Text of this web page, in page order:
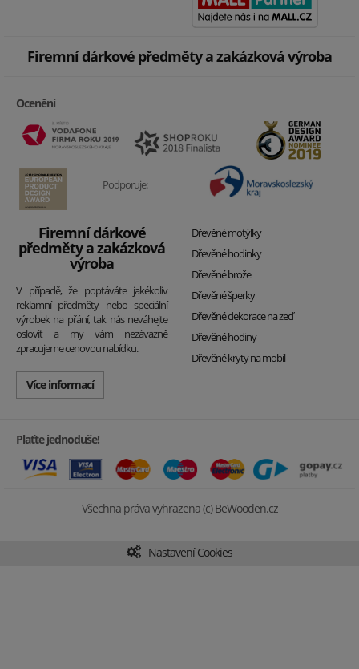
Firemní dárkové předměty a zakázková výroba
Ocenění
Podporuje:
Firemní dárkové
předměty a zakázková
výroba
V případě, že poptáváte jakékoliv
reklamní předměty nebo speciální
výrobek na přání, tak nás neváhejte
oslovit a my vám nezávazně
zpracujeme cenovou nabídku.
Více informací
Dřevěné motýlky
Dřevěné hodinky
Dřevěné brože
Dřevěné šperky
Dřevěné dekorace na zeď
Dřevěné hodiny
Dřevěné kryty na mobil
Plaťte jednoduše!
Všechna práva vyhrazena (c) BeWooden.cz
Nastavení Cookies